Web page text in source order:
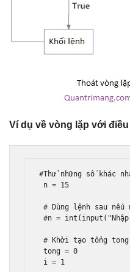
Ví dụ về vòng lặp với
#Thử những số khác
n = 15
# Dùng lệnh sau nếu
#n =
# Khởi tạo tổng
tong = 0
i = 1